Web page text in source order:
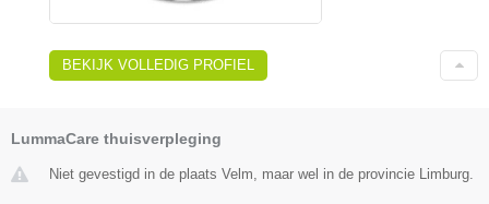
BEKIJK VOLLEDIG PROFIEL
LummaCare thuisverpleging
Niet gevestigd in de plaats Velm, maar wel in de provincie Limburg.